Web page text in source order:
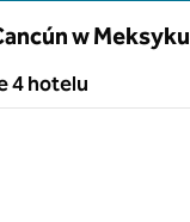
w Meksyku
4 hotelu
hotelu